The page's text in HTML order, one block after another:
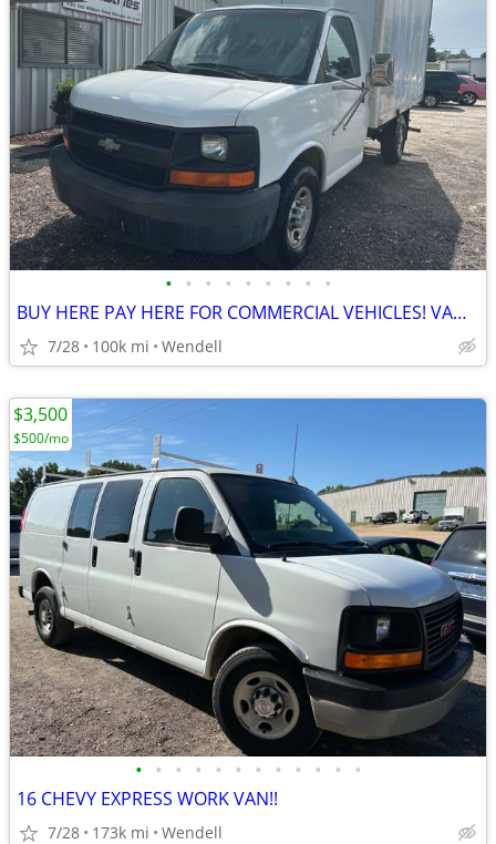
• • • • • • • • •
BUY HERE PAY HERE FOR COMMERCIAL VEHICLES! VANS BOX TRUCKS
7/28 100k mi Wendell
• • • • • • • • • • • •
16 CHEVY EXPRESS WORK VAN!!
7/28 173k mi Wendell
$3,500
$500/mo